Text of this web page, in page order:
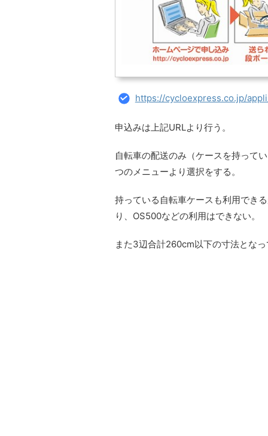
https://cycloexpress.co.jp/
申込みは上記URLより行う。
自転車の配送のみ（ケースを持って
つのメニューより選択をする。
持っている自転車ケースも利用でき
り、OS500などの利用はできない。
また3辺合計260cm以下の寸法とな